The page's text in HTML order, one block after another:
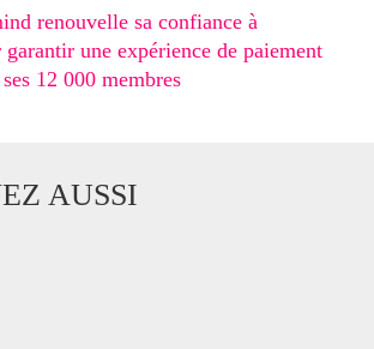
renouvelle sa confiance à
une expérience de paiement
12 000 membres
AUSSI